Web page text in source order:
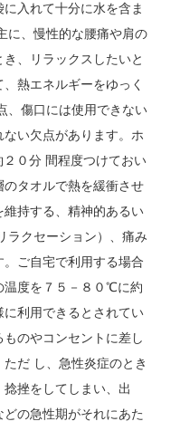
入れて十分に水を含ま
に、慢性的な腰痛や肩の
、リラックスしたいと
熱エネルギーをゆっく
、傷口には使用できない
い欠点があります。ホ
０分 間程度つけておい
タオルで熱を緩衝させ
持する、精神的あるい
ラクセーション）、痛み
ご自宅で利用する場合
温度を７５－８０℃に約
に利用できるとされてい
のやコンセントに差し
だ し、急性炎症のとき
挫をしてしまい、出
の急性期がそれにあた